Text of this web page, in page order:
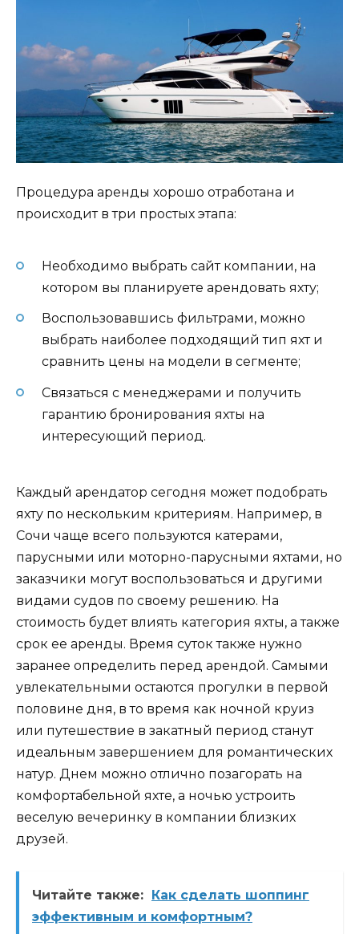
Процедура аренды хорошо отработана и
происходит в три простых этапа:
Необходимо выбрать сайт компании, на
котором вы планируете арендовать яхту;
Воспользовавшись фильтрами, можно
выбрать наиболее подходящий тип яхт и
сравнить цены на модели в сегменте;
Связаться с менеджерами и получить
гарантию бронирования яхты на
интересующий период.
Каждый арендатор сегодня может подобрать
яхту по нескольким критериям. Например, в
Сочи чаще всего пользуются катерами,
парусными или моторно-парусными яхтами, но
заказчики могут воспользоваться и другими
видами судов по своему решению. На
стоимость будет влиять категория яхты, а также
срок ее аренды. Время суток также нужно
заранее определить перед арендой. Самыми
увлекательными остаются прогулки в первой
половине дня, в то время как ночной круиз
или путешествие в закатный период станут
идеальным завершением для романтических
натур. Днем можно отлично позагорать на
комфортабельной яхте, а ночью устроить
веселую вечеринку в компании близких
друзей.
Читайте также: Как сделать шоппинг
эффективным и комфортным?